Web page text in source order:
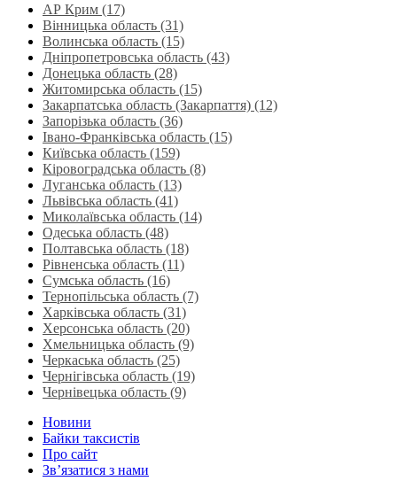
АР Крим (17)
Вінницька область (31)
Волинська область‎ (15)
Дніпропетровська область‎ (43)
Донецька область (28)
Житомирська область (15)
Закарпатська область (Закарпаття) (12)
Запорізька область (36)
Івано-Франківська область (15)
Київська область (159)
Кіровоградська область (8)
Луганська область‎ (13)
Львівська область‎ (41)
Миколаївська область‎ (14)
Одеська область‎ (48)
Полтавська область (18)
Рівненська область‎ (11)
Сумська область‎ (16)
Тернопільська область‎ (7)
Харківська область‎ (31)
Херсонська область‎ (20)
Хмельницька область‎ (9)
Черкаська область‎ (25)
Чернігівська область (19)
Чернівецька область (9)
Новини
Байки таксистів
Про сайт
Зв’язатися з нами